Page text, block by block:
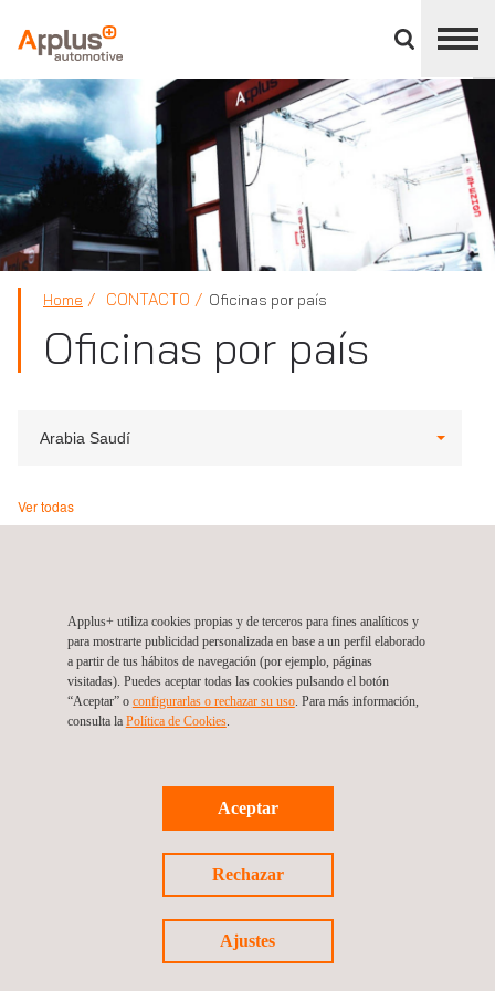
panel
APPLUS+
Home CONTACTO Oficinas por país
Oficinas por país
Arabia Saudí
Ver todas
Al- Muhammadiyah 299712362 Riyadh Saudi ArabiaArabia
+45 20983435
www.applusvi.com
Email.:support.ksa@applus.com
©2026 Applus+
Applus+ utiliza cookies propias y de terceros para fines analíticos y
para mostrarte publicidad personalizada en base a un perfil elaborado
a partir de tus hábitos de navegación (por ejemplo, páginas
visitadas). Puedes aceptar todas las cookies pulsando el botón
“Aceptar” o configurarlas o rechazar su uso. Para más información,
consulta la Política de Cookies.
Aceptar
Rechazar
Ajustes